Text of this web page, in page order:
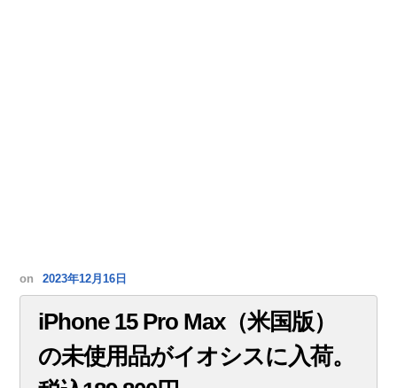
on 2023年12月16日
iPhone 15 Pro Max（米国版）
の未使用品がイオシスに入荷。